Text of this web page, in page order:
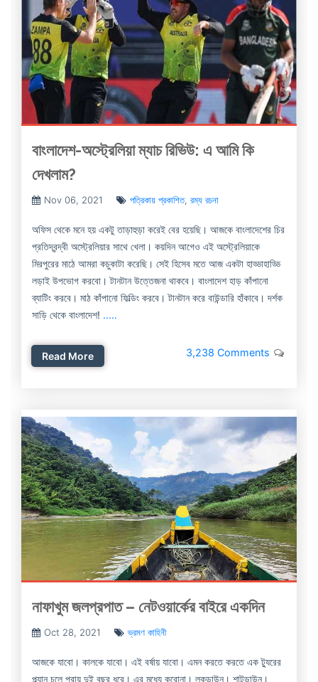
বাংলাদেশ-অস্ট্রেলিয়া ম্যাচ রিভিউ: এ আমি কি
দেখলাম?
Nov 06, 2021 পত্রিকায় প্রকাশিত, রম্য রচনা
অফিস থেকে মনে হয় একটু তাড়াহুড়া করেই বের হয়েছি। আজকে বাংলাদেশের চির
প্রতিদ্বন্দ্বী অস্ট্রেলিয়ার সাথে খেলা। কয়দিন আগেও এই অস্ট্রেলিয়াকে
মিরপুরের মাঠে আমরা কচুকাটা করেছি। সেই হিসেব মতে আজ একটা হাড্ডাহাড্ডি
লড়াই উপভোগ করবো। টানটান উত্তেজনা থাকবে। বাংলাদেশ হাড় কাঁপানো
ব্যাটিং করবে। মাঠ কাঁপানো ফিল্ডিং করবে। টানটান করে বাউন্ডারি হাঁকাবে। দর্শক
সাড়ি থেকে বাংলাদেশ! .....
Read More 3,238 Comments
নাফাখুম জলপ্রপাত – নেটওয়ার্কের বাইরে একদিন
Oct 28, 2021 ভ্রমণ কাহিনী
আজকে যাবো। কালকে যাবো। এই বর্ষায় যাবো। এমন করতে করতে এক ট্যুরের
প্ল্যান চলে প্রায় দুই বছর ধরে। এর মধ্যে করোনা। লকডাউন। শাটডাউন।